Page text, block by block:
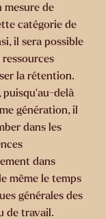
mesure de
catégorie de
il sera possible
ressources
la rétention.
delà
génération, il
dans les
dans
même le temps
générales des
de travail.